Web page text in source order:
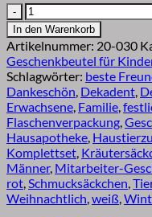
nachhaltige
DIY
Waldweihnacht
Menge
In den Warenkorb
Artikelnummer: 20-030
Geschenkbeutel für
Schlagwörter: beste
Dankeschön Dekadent
Erwachsene Familie
Flaschenverpackung
Hausapotheke
Komplettset
Männer, Mitarbeiter-
rot Schmucksäckchen
Weihnachtlich weiß